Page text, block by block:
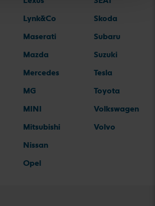
Lynk&Co
Maserati
Mazda
Mercedes
MG
MINI
Mitsubishi
Nissan
Opel
Skoda
Subaru
Suzuki
Tesla
Toyota
Volkswagen
Volvo